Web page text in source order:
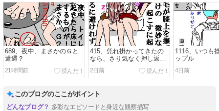
689、夜中、まさかのＧと
遭遇？
21時間前
415、凭れ掛かってきたの
なら、さり気なく押し返し
て起こすこともできるんだ
けど…
2日前
1116、いつも
ップル
4日前
このブログのここがポイント
多彩なエピソードと身近な観察描写